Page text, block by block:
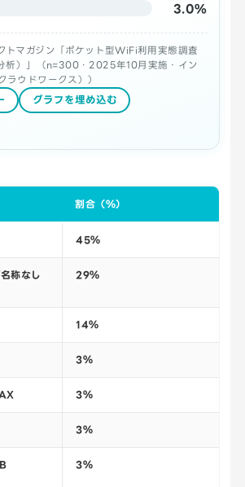
3.0%
トマガジン「ポケット型WiFi利用実態調査
析）」（n=300・2025年10月実施・イン
ラウドワークス））
グラフを埋め込む
割合（％）
45％
称なし
29％
14％
3％
3％
3％
3％